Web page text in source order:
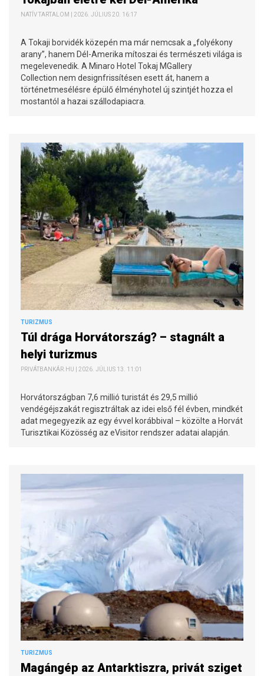
NATÍV TARTALOM | 2026. JÚLIUS 20. 16:17
A Tokaji borvidék közepén ma már nemcsak a „folyékony
arany”, hanem Dél-Amerika mítoszai és természeti világa is
megelevenedik. A Minaro Hotel Tokaj MGallery
Collection nem designfrissítésen esett át, hanem a
történetmesélésre épülő élményhotel új szintjét hozza el
mostantól a hazai szállodapiacra.
TURIZMUS
Túl drága Horvátország? – stagnált a
helyi turizmus
PRIVÁTBANKÁR.HU | 2026. JÚLIUS 13. 11:01
Horvátországban 7,6 millió turistát és 29,5 millió
vendégéjszakát regisztráltak az idei első fél évben, mindkét
adat megegyezik az egy évvel korábbival – közölte a Horvát
Turisztikai Közösség az eVisitor rendszer adatai alapján.
TURIZMUS
Magángép az Antarktiszra, privát sziget